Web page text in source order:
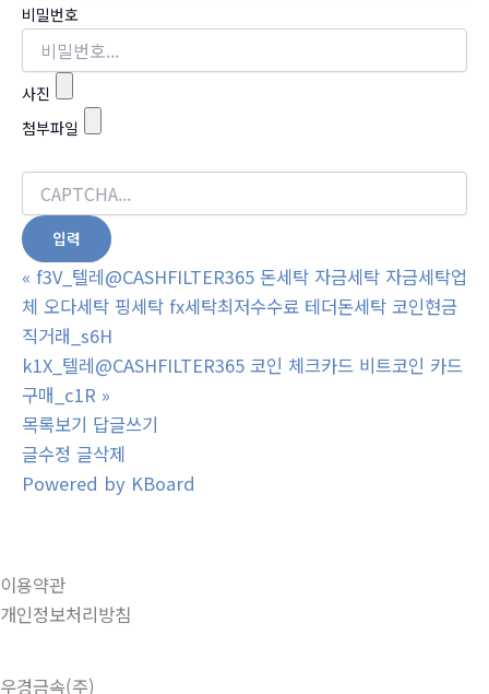
비밀번호
사진
첨부파일
« f3V_텔레@CASHFILTER365 돈세탁 자금세탁 자금세탁업
체 오다세탁 핑세탁 fx세탁최저수수료 테더돈세탁 코인현금
직거래_s6H
k1X_텔레@CASHFILTER365 코인 체크카드 비트코인 카드
구매_c1R »
목록보기 답글쓰기
글수정 글삭제
Powered by KBoard
이용약관
개인정보처리방침
우경금속(주)